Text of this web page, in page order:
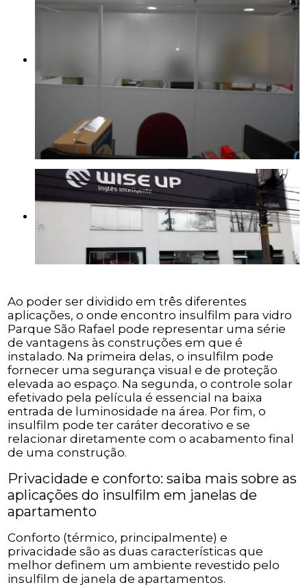
Ao poder ser dividido em três diferentes
aplicações, o onde encontro insulfilm para vidro
Parque São Rafael pode representar uma série
de vantagens às construções em que é
instalado. Na primeira delas, o insulfilm pode
fornecer uma segurança visual e de proteção
elevada ao espaço. Na segunda, o controle solar
efetivado pela película é essencial na baixa
entrada de luminosidade na área. Por fim, o
insulfilm pode ter caráter decorativo e se
relacionar diretamente com o acabamento final
de uma construção.
Privacidade e conforto: saiba mais sobre as
aplicações do insulfilm em janelas de
apartamento
Conforto (térmico, principalmente) e
privacidade são as duas características que
melhor definem um ambiente revestido pelo
insulfilm de janela de apartamentos.